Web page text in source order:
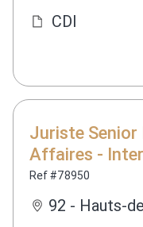
CDI
Juriste Senior
Affaires -
Ref #78950
92 - Hauts-